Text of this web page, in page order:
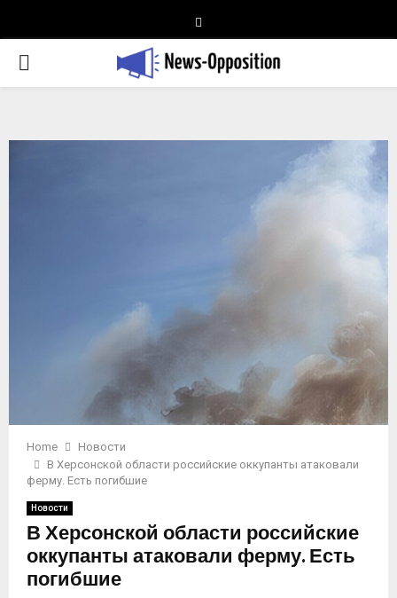
PRIMARY
Home
Новости
В Херсонской области российские оккупанты атаковали
ферму. Есть погибшие
Новости
В Херсонской области российские
оккупанты атаковали ферму. Есть
погибшие